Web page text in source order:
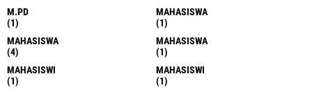
M.PD
(1)
MAHASISWA
(1)
MAHASISWA
(4)
MAHASISWA
(1)
MAHASISWI
(1)
MAHASISWI
(1)